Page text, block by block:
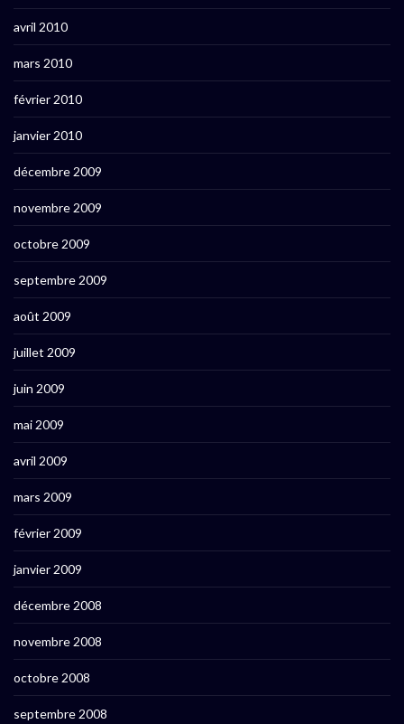
avril 2010
mars 2010
février 2010
janvier 2010
décembre 2009
novembre 2009
octobre 2009
septembre 2009
août 2009
juillet 2009
juin 2009
mai 2009
avril 2009
mars 2009
février 2009
janvier 2009
décembre 2008
novembre 2008
octobre 2008
septembre 2008